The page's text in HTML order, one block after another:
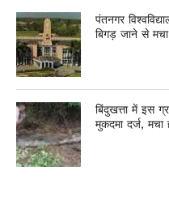
पंतनगर
बिगड़ जाने से
बिंदुखत्ता में इस
मुकदमा दर्ज,